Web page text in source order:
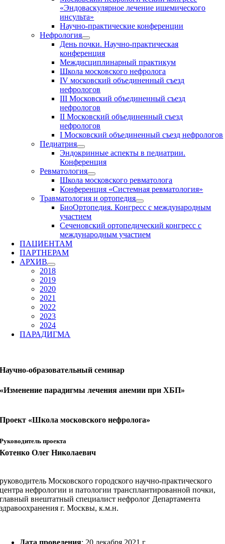
«Эндоваскулярное лечение ишемического
инсульта»
Научно-практические конференции
Нефрология
День почки. Научно-практическая
конференция
Междисциплинарный практикум
Школа московского нефролога
IV московский объединенный съезд
нефрологов
III Московский объединенный съезд
нефрологов
II Московский объединенный съезд
нефрологов
I Московский объединенный съезд нефрологов
Педиатрия
Эндокринные аспекты в педиатрии.
Конференция
Ревматология
Школа московского ревматолога
Конференция «Системная ревматология»
Травматология и ортопедия
БиоОртопедия. Конгресс с международным
участием
Сеченовский ортопедический конгресс с
международным участием
ПАЦИЕНТАМ
ПАРТНЕРАМ
АРХИВ
2018
2019
2020
2021
2022
2023
2024
ПАРАДИГМА
Научно-образовательный семинар
«Изменение парадигмы лечения анемии при ХБП»
Проект «Школа московского нефролога»
Руководитель проекта
Котенко Олег Николаевич
руководитель Московского городского научно-практического
центра нефрологии и патологии трансплантированной почки,
главный внештатный специалист нефролог Департамента
здравоохранения г. Москвы, к.м.н.
Дата проведения: 20 декабря 2021 г.